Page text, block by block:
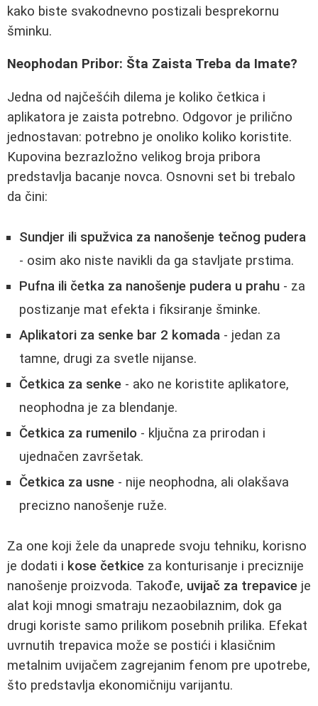
kako biste svakodnevno postizali besprekornu
šminku.
Neophodan Pribor: Šta Zaista Treba da Imate?
Jedna od najčešćih dilema je koliko četkica i
aplikatora je zaista potrebno. Odgovor je prilično
jednostavan: potrebno je onoliko koliko koristite.
Kupovina bezrazložno velikog broja pribora
predstavlja bacanje novca. Osnovni set bi trebalo
da čini:
Sundjer ili spužvica za nanošenje tečnog pudera
- osim ako niste navikli da ga stavljate prstima.
Pufna ili četka za nanošenje pudera u prahu - za
postizanje mat efekta i fiksiranje šminke.
Aplikatori za senke bar 2 komada - jedan za
tamne, drugi za svetle nijanse.
Četkica za senke - ako ne koristite aplikatore,
neophodna je za blendanje.
Četkica za rumenilo - ključna za prirodan i
ujednačen završetak.
Četkica za usne - nije neophodna, ali olakšava
precizno nanošenje ruže.
Za one koji žele da unaprede svoju tehniku, korisno
je dodati i kose četkice za konturisanje i preciznije
nanošenje proizvoda. Takođe, uvijač za trepavice je
alat koji mnogi smatraju nezaobilaznim, dok ga
drugi koriste samo prilikom posebnih prilika. Efekat
uvrnutih trepavica može se postići i klasičnim
metalnim uvijačem zagrejanim fenom pre upotrebe,
što predstavlja ekonomičniju varijantu.